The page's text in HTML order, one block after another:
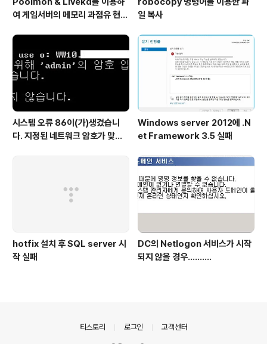
여 게임서버의 메모리 과점유 현상
일 복사
시스템 오류 86이(가)생겼습니
다. 지정된 네트워크 암호가 맞지
Windows server 2012에 .N
et Framework 3.5 실패
hotfix 설치 후 SQL server 시
작 실패
DC의 Netlogon 서비스가 시작
되지 않을 경우..........
티스토리 로그인 고객센터